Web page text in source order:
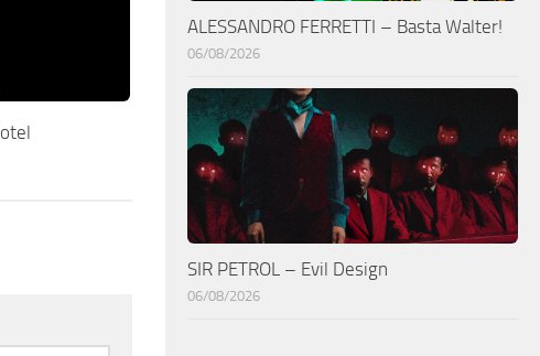
ALESSANDRO FERRETTI – Basta Walter!
06/08/2026
SIR PETROL – Evil Design
06/08/2026